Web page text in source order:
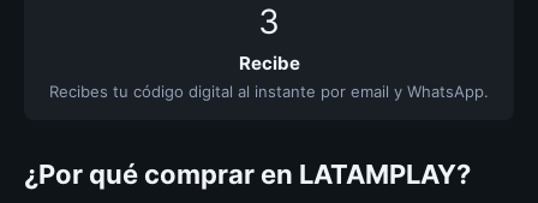
3
Recibe
Recibes tu código digital al instante por email y WhatsApp.
¿Por qué comprar en LATAMPLAY?